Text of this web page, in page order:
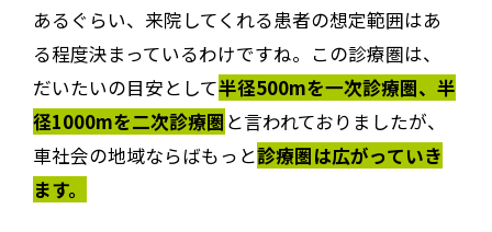
あるぐらい、来院してくれる患者の想定範囲はあ
る程度決まっているわけですね。この診療圏は、
だいたいの目安として半径500mを一次診療圏、半
径1000mを二次診療圏 と言われておりましたが、
車社会の地域ならばもっと診療圏は広がっていき
ます。